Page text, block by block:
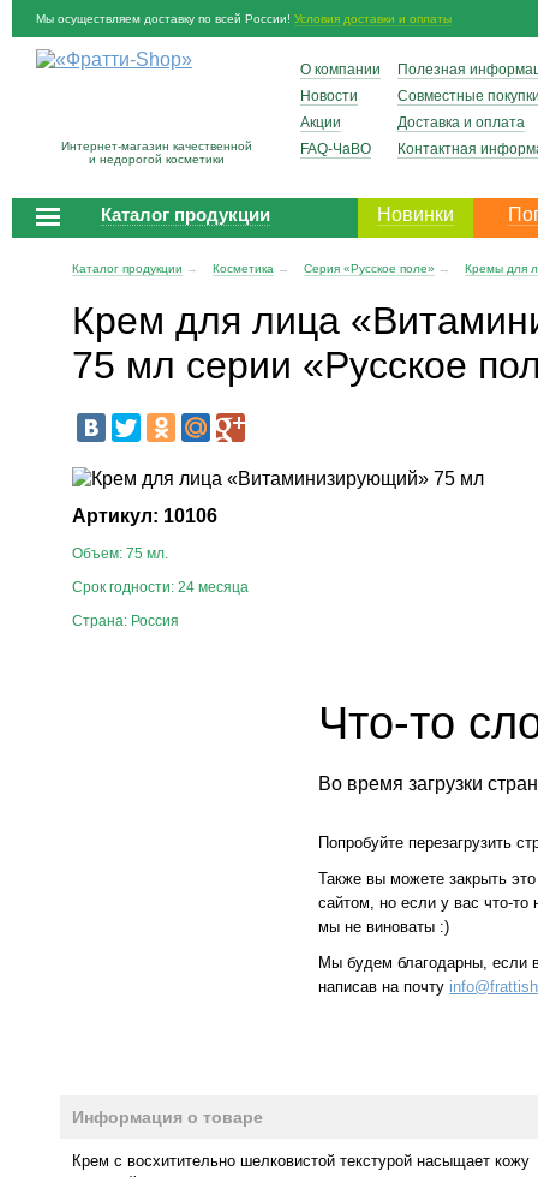
Мы осуществляем доставку по всей России! Условия доставки и оплаты
Интернет-магазин качественной
и недорогой косметики
О компании
Новости
Акции
FAQ-ЧаВО
Полезная
Совместные
Доставка и оплата
Контактная
Каталог продукции Новинки
Каталог продукции → Косметика → Серия «Русское поле» → Кремы для
Крем для лица
75 мл серии «Русское
Артикул: 10106
Объем: 75 мл.
Срок годности: 24 месяца
Страна: Россия
Информация о товаре
Крем с восхитительно шелковистой текстурой насыщает кожу
Что-то
Во время загрузки
Попробуйте перезагрузить
Также вы можете закрыть
сайтом, но если у вас что-то
мы не виноваты :)
Мы будем благодарны, если
написав на почту